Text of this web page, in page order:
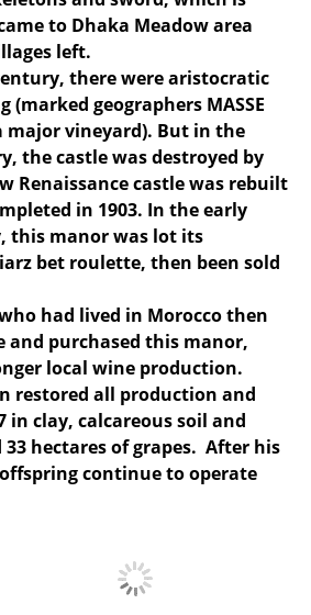
to Dhaka Meadow area
left.
there were aristocratic
geographers MASSE
major vineyard). But in the
the castle was destroyed by
Renaissance castle was rebuilt
in 1903. In the early
this manor was lot its
bet roulette, then been sold
had lived in Morocco then
and purchased this manor,
local wine production.
restored all production and
in clay, calcareous soil and
hectares of grapes. After his
continue to operate